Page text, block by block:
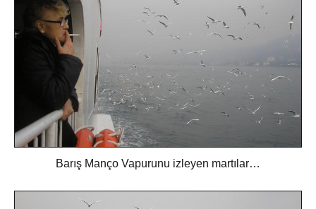
Barış Manço Vapurunu izleyen martılar…